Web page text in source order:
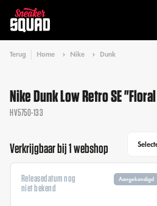
Terug Home Nike Dunk
Nike Dunk Low Retro SE
HV5750-133
Verkrijgbaar bij 1 webshop
Releasedatum nog
niet bekend
Aangekondigd